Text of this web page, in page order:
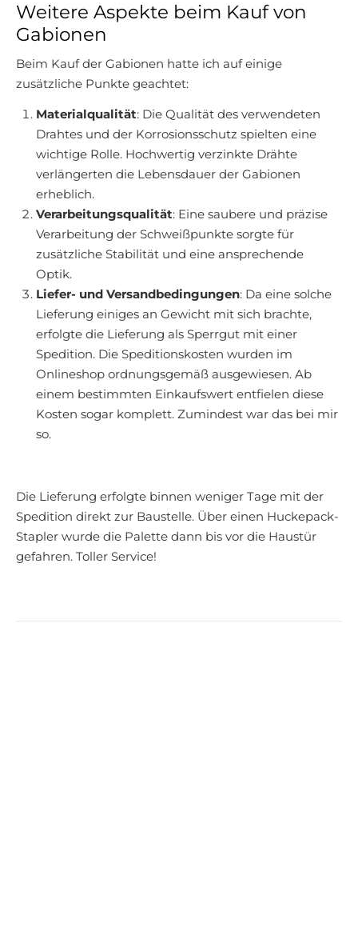
Weitere Aspekte beim Kauf von
Gabionen
Beim Kauf der Gabionen hatte ich auf einige
zusätzliche Punkte geachtet:
Materialqualität: Die Qualität des verwendeten
Drahtes und der Korrosionsschutz spielten eine
wichtige Rolle. Hochwertig verzinkte Drähte
verlängerten die Lebensdauer der Gabionen
erheblich.
Verarbeitungsqualität: Eine saubere und präzise
Verarbeitung der Schweißpunkte sorgte für
zusätzliche Stabilität und eine ansprechende
Optik.
Liefer- und Versandbedingungen: Da eine solche
Lieferung einiges an Gewicht mit sich brachte,
erfolgte die Lieferung als Sperrgut mit einer
Spedition. Die Speditionskosten wurden im
Onlineshop ordnungsgemäß ausgewiesen. Ab
einem bestimmten Einkaufswert entfielen diese
Kosten sogar komplett. Zumindest war das bei mir
so.
Die Lieferung erfolgte binnen weniger Tage mit der
Spedition direkt zur Baustelle. Über einen Huckepack-
Stapler wurde die Palette dann bis vor die Haustür
gefahren. Toller Service!